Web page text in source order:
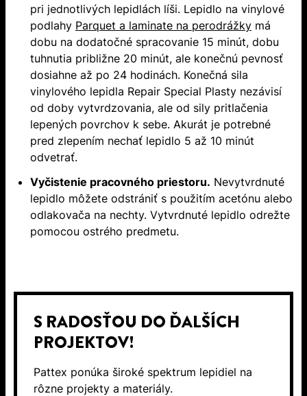
pri jednotlivých lepidlách líši. Lepidlo na vinylové
podlahy Parquet a laminate na perodrážky má
dobu na dodatočné spracovanie 15 minút, dobu
tuhnutia približne 20 minút, ale konečnú pevnosť
dosiahne až po 24 hodinách. Konečná sila
vinylového lepidla Repair Special Plasty nezávisí
od doby vytvrdzovania, ale od sily pritlačenia
lepených povrchov k sebe. Akurát je potrebné
pred zlepením nechať lepidlo 5 až 10 minút
odvetrať.
Vyčistenie pracovného priestoru. Nevytvrdnuté
lepidlo môžete odstrániť s použitím acetónu alebo
odlakovača na nechty. Vytvrdnuté lepidlo odrežte
pomocou ostrého predmetu.
S RADOSŤOU DO ĎALŠÍCH
PROJEKTOV!
Pattex ponúka široké spektrum lepidiel na
rôzne projekty a materiály.